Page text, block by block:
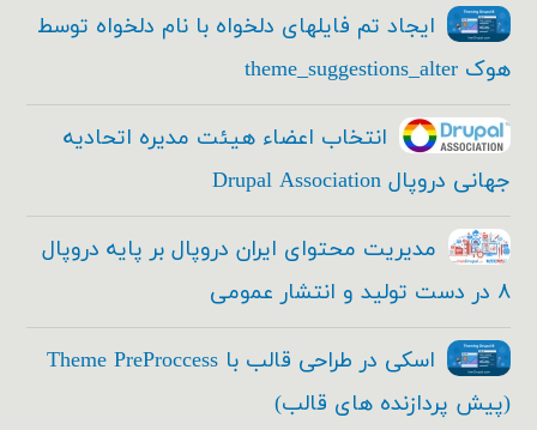
ایجاد تم فایلهای دلخواه با نام دلخواه توسط
هوک theme_suggestions_alter
انتخاب اعضاء هیئت مدیره اتحادیه
جهانی دروپال Drupal Association
مدیریت محتوای ایران دروپال بر پایه دروپال
۸ در دست تولید و انتشار عمومی
اسکی در طراحی قالب با Theme PreProccess
(پیش پردازنده های قالب)